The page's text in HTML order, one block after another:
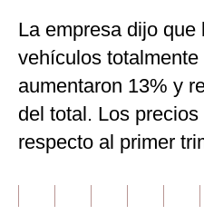
La empresa dijo que
vehículos
aumentaron 13% y
del total. Los
respecto al primer